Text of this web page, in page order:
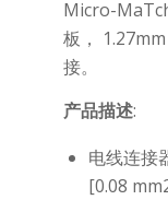
Micro-
板，
接。
产品描述:
电线连接
[0.08